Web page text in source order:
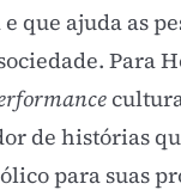
que ajuda as
Para
de histórias
para suas